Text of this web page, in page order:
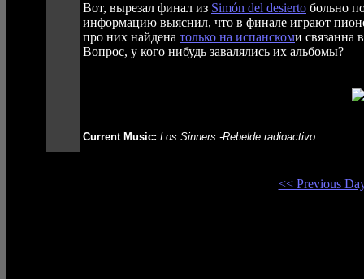
Вот, вырезал финал из Simón del desierto больно
информацию выяснил, что в финале играют
про них найдена только на испанскоми связанна
Вопрос, у кого нибудь завалялись их альбомы?
Current Music: Los Sinners -Rebelde radioactivo
<< Previous